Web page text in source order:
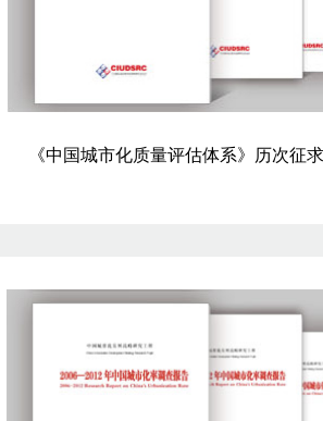
《中国城市化质量评估体系》历次征